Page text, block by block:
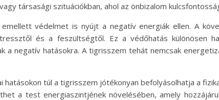
társasági szituációkban, ahol az önbizalom
védelmet is nyújt a negatív energiák ellen. A
és a feszültségtől. Ez a védőhatás különösen
a negatív hatásokra. A tigrisszem tehát nemcsak
hatásokon túl a tigrisszem jótékonyan befolyásolhatja a
a test energiaszintjének növelésében, amely